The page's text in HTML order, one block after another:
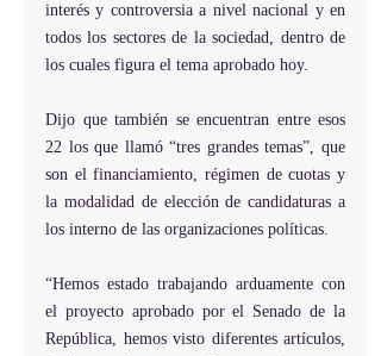
interés y controversia a nivel nacional y en
todos los sectores de la sociedad, dentro de
los cuales figura el tema aprobado hoy.
Dijo que también se encuentran entre esos
22 los que llamó “tres grandes temas”, que
son el financiamiento, régimen de cuotas y
la modalidad de elección de candidaturas a
los interno de las organizaciones políticas.
“Hemos estado trabajando arduamente con
el proyecto aprobado por el Senado de la
República, hemos visto diferentes artículos,